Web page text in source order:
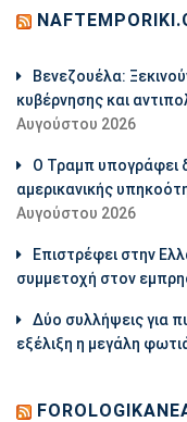
Βενεζουέλα:
κυβέρνησης και
Αυγούστου 2026
Ο Τραμπ υπογράφει
αμερικανικής
Αυγούστου 2026
Επιστρέφει στην
συμμετοχή στον
Δύο συλλήψεις για
εξέλιξη η μεγάλη